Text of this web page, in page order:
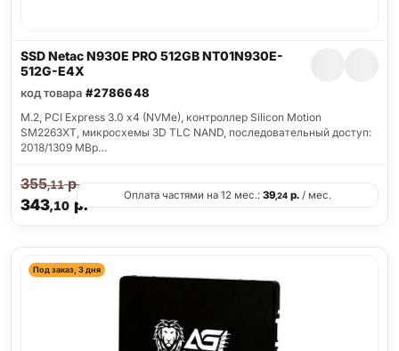
SSD Netac N930E PRO 512GB NT01N930E-
512G-E4X
код товара #2786648
M.2, PCI Express 3.0 x4 (NVMe), контроллер Silicon Motion
SM2263XT, микросхемы 3D TLC NAND, последовательный доступ:
2018/1309 MBp…
343,10р.
355,11р.
Оплата частями на 12 мес.: 39,24 р. / мес.
Под заказ, 3 дня